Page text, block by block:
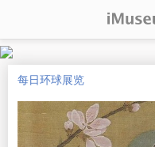
每日环球展览